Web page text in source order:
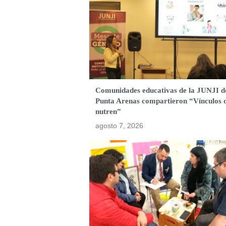
Comunidades educativas de la JUNJI
Punta Arenas compartieron “Vínculos
nutren”
agosto 7, 2026